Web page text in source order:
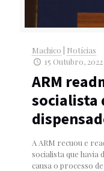
Machico
Notícias
15 Outubro, 2022
ARM
socialista
A ARM recuou e
socialista que havia
causa o processo